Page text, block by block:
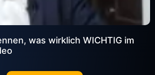
was wirklich WICHTIG im